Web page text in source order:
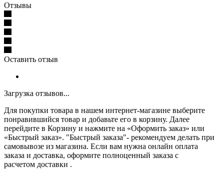
Отзывы
Оставить отзыв
Загрузка отзывов...
Для покупки товара в нашем интернет-магазине выберите
понравившийся товар и добавьте его в корзину. Далее
перейдите в Корзину и нажмите на «Оформить заказ» или
«Быстрый заказ». "Быстрый заказа"- рекомендуем делать при
самовывозе из магазина. Если вам нужна онлайн оплата
заказа и доставка, оформите полноценный заказа с
расчетом доставки .